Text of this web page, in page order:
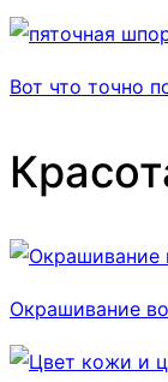
Вот что точно
Окрашивание